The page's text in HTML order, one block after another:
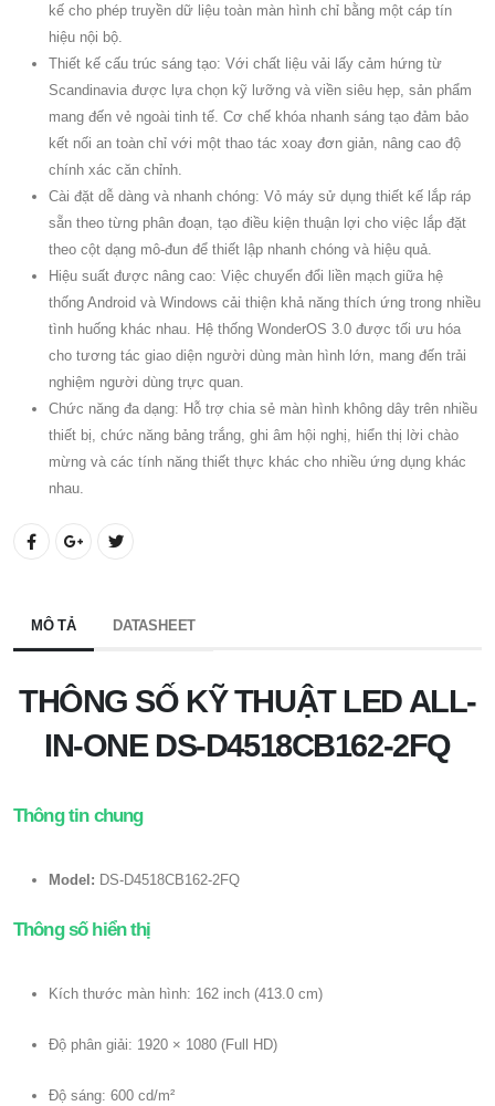
kế cho phép truyền dữ liệu toàn màn hình chỉ bằng một cáp tín
hiệu nội bộ.
Thiết kế cấu trúc sáng tạo: Với chất liệu vải lấy cảm hứng từ
Scandinavia được lựa chọn kỹ lưỡng và viền siêu hẹp, sản phẩm
mang đến vẻ ngoài tinh tế. Cơ chế khóa nhanh sáng tạo đảm bảo
kết nối an toàn chỉ với một thao tác xoay đơn giản, nâng cao độ
chính xác căn chỉnh.
Cài đặt dễ dàng và nhanh chóng: Vỏ máy sử dụng thiết kế lắp ráp
sẵn theo từng phân đoạn, tạo điều kiện thuận lợi cho việc lắp đặt
theo cột dạng mô-đun để thiết lập nhanh chóng và hiệu quả.
Hiệu suất được nâng cao: Việc chuyển đổi liền mạch giữa hệ
thống Android và Windows cải thiện khả năng thích ứng trong nhiều
tình huống khác nhau. Hệ thống WonderOS 3.0 được tối ưu hóa
cho tương tác giao diện người dùng màn hình lớn, mang đến trải
nghiệm người dùng trực quan.
Chức năng đa dạng: Hỗ trợ chia sẻ màn hình không dây trên nhiều
thiết bị, chức năng bảng trắng, ghi âm hội nghị, hiển thị lời chào
mừng và các tính năng thiết thực khác cho nhiều ứng dụng khác
nhau.
MÔ TẢ DATASHEET
THÔNG SỐ KỸ THUẬT LED ALL-
IN-ONE DS-D4518CB162-2FQ
Thông tin chung
Model: DS-D4518CB162-2FQ
Thông số hiển thị
Kích thước màn hình: 162 inch (413.0 cm)
Độ phân giải: 1920 × 1080 (Full HD)
Độ sáng: 600 cd/m²